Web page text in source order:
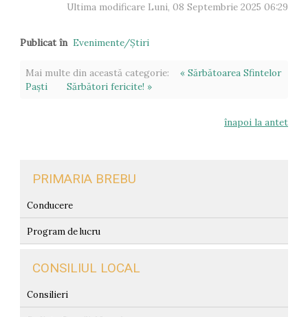
Ultima modificare Luni, 08 Septembrie 2025 06:29
Publicat în Evenimente/Ştiri
Mai multe din această categorie:
« Sărbătoarea Sfintelor
Paști
Sărbători fericite! »
înapoi la antet
PRIMARIA BREBU
Conducere
Program de lucru
CONSILIUL LOCAL
Consilieri